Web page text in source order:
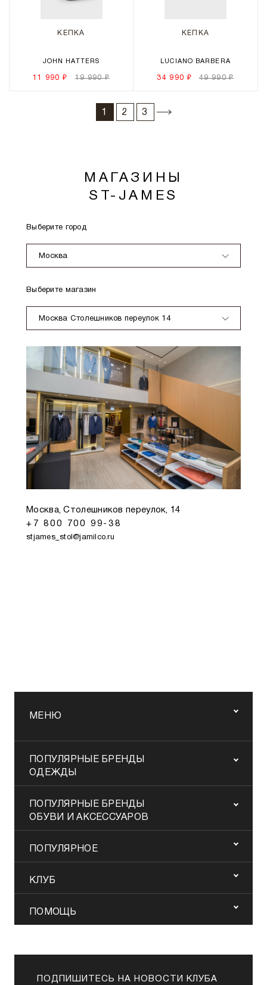
КЕПКА
JOHN HATTERS
11 990 ₽ 19 990 ₽
КЕПКА
LUCIANO BARBERA
34 990 ₽ 49 990 ₽
1 2 3
МАГАЗИНЫ
ST-JAMES
Выберите город
Москва
Выберите магазин
Москва Столешников переулок 14
Москва, Столешников переулок, 14
+7 800 700 99-38
stjames_stol@jamilco.ru
МЕНЮ
ПОПУЛЯРНЫЕ БРЕНДЫ
ОДЕЖДЫ
ПОПУЛЯРНЫЕ БРЕНДЫ
ОБУВИ И АКСЕССУАРОВ
ПОПУЛЯРНОЕ
КЛУБ
ПОМОЩЬ
ПОДПИШИТЕСЬ НА НОВОСТИ КЛУБА